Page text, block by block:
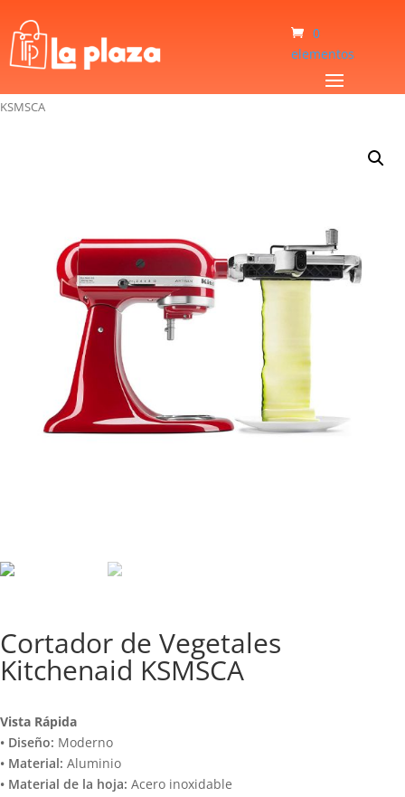
0
elementos
Cortador de Vegetales Kitchenaid
KSMSCA
Cortador de Vegetales
Kitchenaid KSMSCA
Vista Rápida
• Diseño: Moderno
• Material: Aluminio
• Material de la hoja: Acero inoxidable